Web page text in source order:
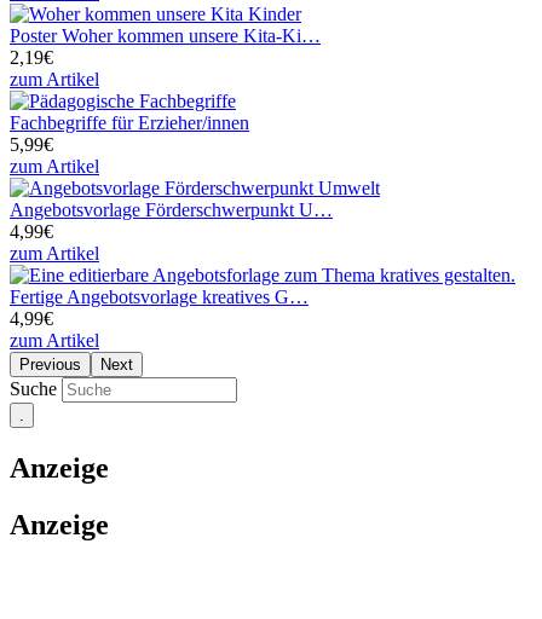
Poster Woher kommen unsere Kita-Ki…
2,19€
zum Artikel
Fachbegriffe für Erzieher/innen
5,99€
zum Artikel
Angebotsvorlage Förderschwerpunkt U…
4,99€
zum Artikel
Fertige Angebotsvorlage kreatives G…
4,99€
zum Artikel
Previous Next
Suche
Anzeige
Anzeige